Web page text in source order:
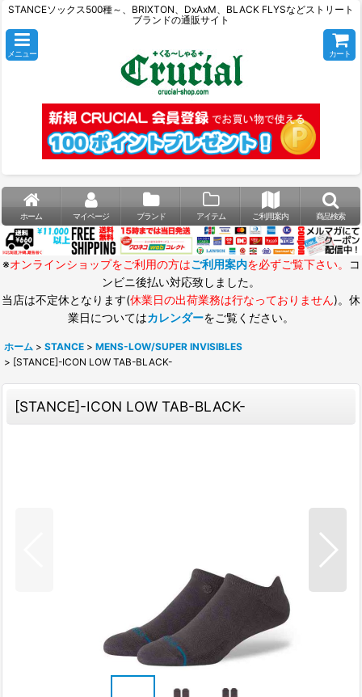
STANCEソックス500種～、BRIXTON、DxAxM、BLACK FLYSなどストリート
ブランドの通販サイト
メニュー カート
ホーム マイページ ブランド アイテム ご利用案内 商品検索
※オンラインショップをご利用の方はご利用案内を必ずご覧下さい。
コ
ンビニ後払い対応致しました。
当店は不定休となります(休業日の出荷業務は行なっておりません)。休
業日についてはカレンダーをご覧ください。
ホーム > STANCE > MENS-LOW/SUPER INVISIBLES
> [STANCE]-ICON LOW TAB-BLACK-
[STANCE]-ICON LOW TAB-BLACK-